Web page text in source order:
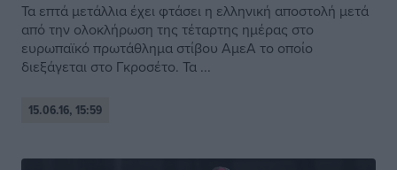
Τα επτά μετάλλια έχει φτάσει η ελληνική αποστολή μετά
από την ολοκλήρωση της τέταρτης ημέρας στο
ευρωπαϊκό πρωτάθλημα στίβου ΑμεΑ το οποίο
διεξάγεται στο Γκροσέτο. Τα ...
15.06.16, 15:59